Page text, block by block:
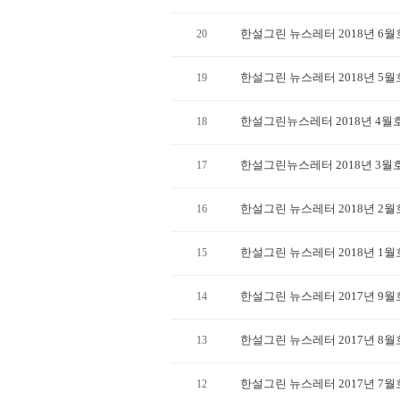
20 한설그린 뉴스레터 2018년 6월
19 한설그린 뉴스레터 2018년 5월
18 한설그린뉴스레터 2018년 4월
17 한설그린뉴스레터 2018년 3월
16 한설그린 뉴스레터 2018년 2월
15 한설그린 뉴스레터 2018년 1월
14 한설그린 뉴스레터 2017년 9월
13 한설그린 뉴스레터 2017년 8월
12 한설그린 뉴스레터 2017년 7월